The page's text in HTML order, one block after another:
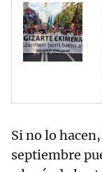
Si no lo
septiembre